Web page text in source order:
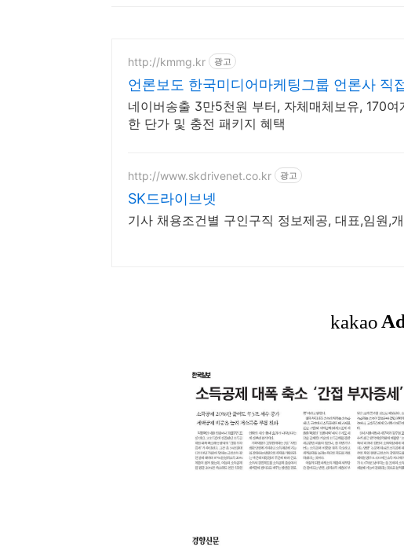
http://kmmg.kr 광고
언론보도 한국미디어마케팅그룹 언론사 직
네이버송출 3만5천원 부터, 자체매체보유, 170
한 단가 및 충전 패키지 혜택
http://www.skdrivenet.co.kr 광고
SK드라이브넷
기사 채용조건별 구인구직 정보제공, 대표,임원,